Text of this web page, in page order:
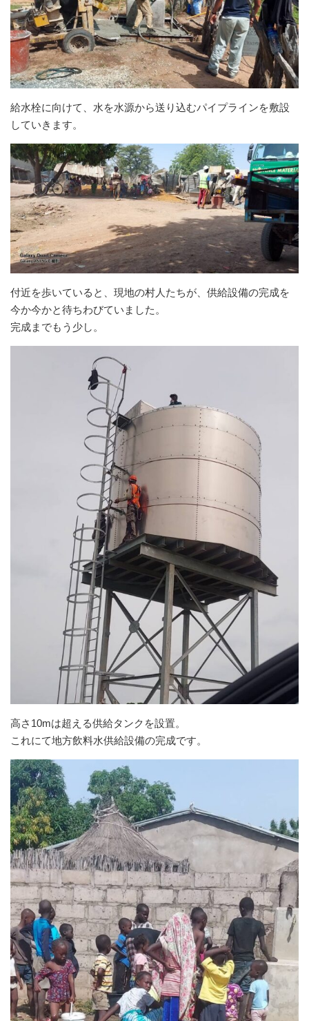
給水栓に向けて、水を水源から送り込むパイプラインを敷設
していきます。
付近を歩いていると、現地の村人たちが、供給設備の完成を
今か今かと待ちわびていました。
完成までもう少し。
高さ10mは超える供給タンクを設置。
これにて地方飲料水供給設備の完成です。